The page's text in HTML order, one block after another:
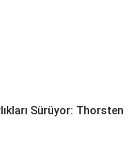
Sürüyor: Thorsten